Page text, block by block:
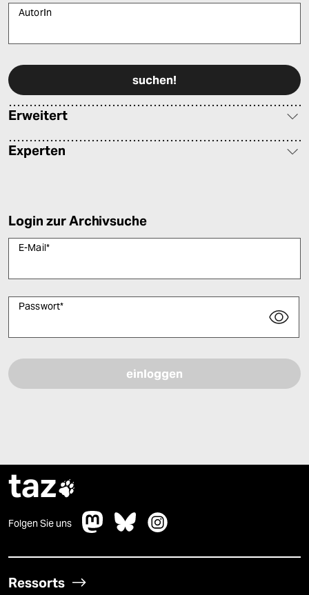
AutorIn
Erweitert
Experten
Login zur Archivsuche
E-Mail*
Passwort*
taz
Folgen Sie uns
Ressorts